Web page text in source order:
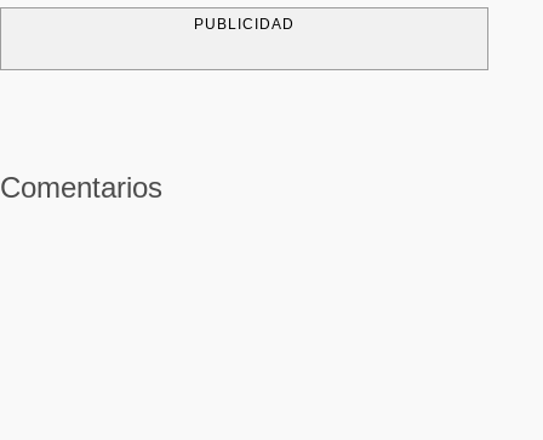
PUBLICIDAD
Comentarios